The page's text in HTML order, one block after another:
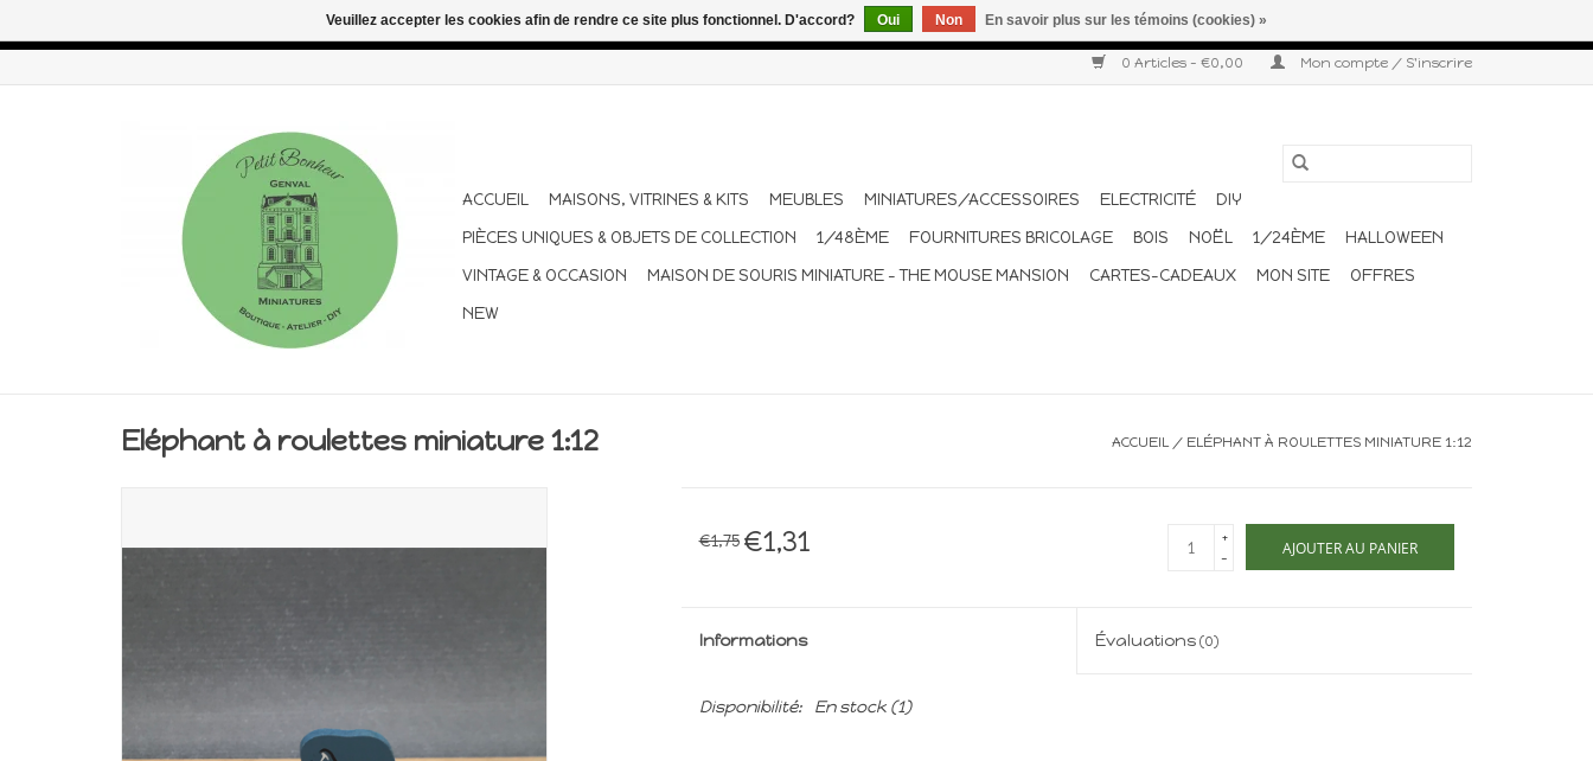
0 Articles - €0,00 Mon compte / S'inscrire
ACCUEIL MAISONS, VITRINES & KITS MEUBLES MINIATURES/ACCESSOIRES ELECTRICITÉ
DIY
PIÈCES UNIQUES & OBJETS DE COLLECTION
1/48ÈME FOURNITURES BRICOLAGE BOIS NOËL 1/24ÈME
HALLOWEEN
VINTAGE & OCCASION
MAISON DE SOURIS MINIATURE - THE MOUSE MANSION CARTES-CADEAUX MON SITE
OFFRES
NEW
Eléphant à roulettes miniature 1:12 ACCUEIL / ELÉPHANT À ROULETTES MINIATURE 1:12
€1,75 €1,31
+
-
AJOUTER AU PANIER
Informations Évaluations(0)
Disponibilité: En stock(1)
Veuillez accepter les cookies afin de rendre ce site plus fonctionnel. D'accord? Oui Non En savoir plus sur les témoins (cookies) »
Congés d'été : les commandes continuent d'être expédiées pendant les vacances. Les envois sont effectués une à deux fois par semaine. Merci pour votre compréhension et votre confiance.